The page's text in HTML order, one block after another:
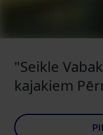
"Seikle
kajakiem